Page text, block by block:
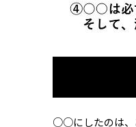
○○にしたのは、